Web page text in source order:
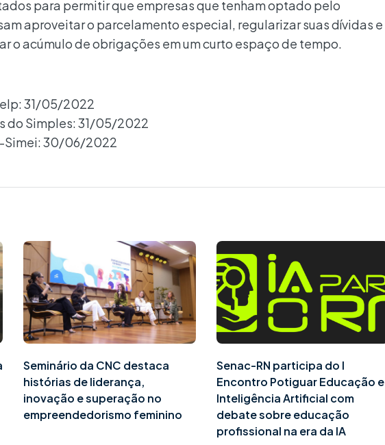
para permitir que empresas que tenham optado pelo
aproveitar o parcelamento especial, regularizar suas dívidas e
o acúmulo de obrigações em um curto espaço de tempo.
31/05/2022
do Simples: 31/05/2022
Simei: 30/06/2022
Seminário da CNC destaca
histórias de liderança,
inovação e superação no
empreendedorismo feminino
Senac-RN participa do I
Encontro Potiguar Educação e
Inteligência Artificial com
debate sobre educação
profissional na era da IA